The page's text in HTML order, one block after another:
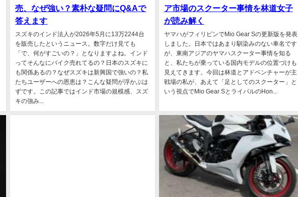
売、なぜ強い？素朴な疑問にQ&Aで
答えます
スズキのインド法人が2026年5月に13万2244台
を販売したというニュース。数字だけ見ても
「で、何がすごいの？」となりますよね。インド
ってそんなにバイク売れてるの？日本のスズキに
も関係あるの？なぜスズキは新興国で強いの？私
たちユーザーへの恩恵は？こんな疑問が浮かぶは
ずです。この記事ではインド市場の規模感、スズ
キの強み...
ア市場のスクーター事情を林道女子
が読み解く
ヤマハがフィリピンでMio Gear Sの更新版を発表
しました。日本ではあまり馴染みのない車名です
が、東南アジアのヤマハスクーター事情を知る
と、私たちが乗っている国内モデルの位置づけも
見えてきます。今回は林道とアドベンチャーが主
戦場の私が、あえて「足としてのスクーター」と
いう視点でMio Gear SとライバルのHon...